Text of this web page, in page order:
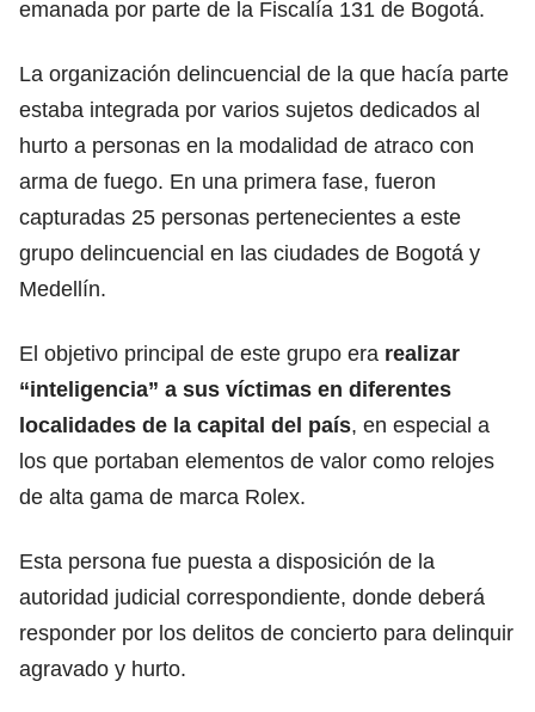
emanada por parte de la Fiscalía 131 de Bogotá.
La organización delincuencial de la que hacía parte
estaba integrada por varios sujetos dedicados al
hurto a personas en la modalidad de atraco con
arma de fuego. En una primera fase, fueron
capturadas 25 personas pertenecientes a este
grupo delincuencial en las ciudades de Bogotá y
Medellín.
El objetivo principal de este grupo era realizar
“inteligencia” a sus víctimas en diferentes
localidades de la capital del país, en especial a
los que portaban elementos de valor como relojes
de alta gama de marca Rolex.
Esta persona fue puesta a disposición de la
autoridad judicial correspondiente, donde deberá
responder por los delitos de concierto para delinquir
agravado y hurto.